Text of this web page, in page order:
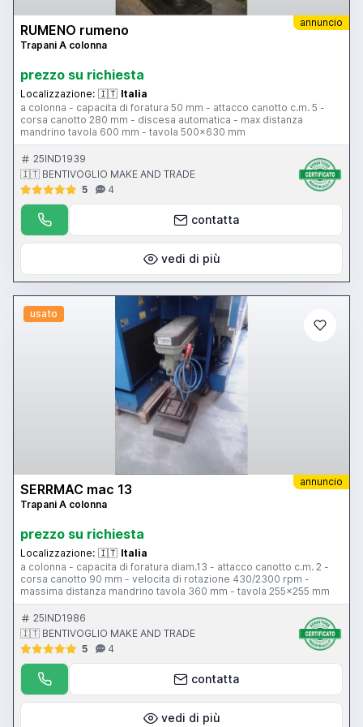
annuncio
RUMENO rumeno
Trapani A colonna
prezzo su richiesta
Localizzazione: 🇮🇹 Italia
a colonna - capacita di foratura 50 mm - attacco canotto c.m. 5 -
corsa canotto 280 mm - discesa automatica - max distanza
mandrino tavola 600 mm - tavola 500x630 mm
25IND1939
🇮🇹 BENTIVOGLIO MAKE AND TRADE
5
4
contatta
vedi di più
usato
annuncio
SERRMAC mac 13
Trapani A colonna
prezzo su richiesta
Localizzazione: 🇮🇹 Italia
a colonna - capacita di foratura diam.13 - attacco canotto c.m. 2 -
corsa canotto 90 mm - velocita di rotazione 430/2300 rpm -
massima distanza mandrino tavola 360 mm - tavola 255x255 mm
25IND1986
🇮🇹 BENTIVOGLIO MAKE AND TRADE
5
4
contatta
vedi di più